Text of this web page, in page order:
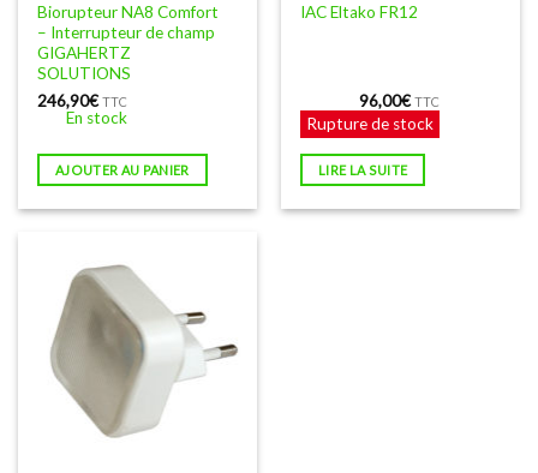
Biorupteur NA8 Comfort
– Interrupteur de champ
GIGAHERTZ
SOLUTIONS
246,90€ TTC
En stock
AJOUTER AU PANIER
IAC Eltako FR12
96,00€ TTC
Rupture de stock
LIRE LA SUITE